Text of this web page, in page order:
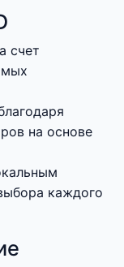
счет
на основе
каждого